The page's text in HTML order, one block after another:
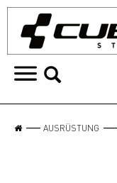
AUSRÜSTUNG